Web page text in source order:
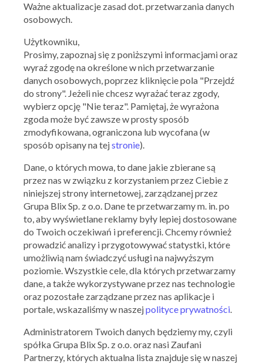
Obecnie nie mamy tych kuponów
Sprawdź wkrótce!
Ważne aktualizacje zasad dot. przetwarzania danych
osobowych.
Użytkowniku,
Prosimy, zapoznaj się z poniższymi informacjami oraz
wyraź zgodę na określone w nich przetwarzanie
danych osobowych, poprzez kliknięcie pola "Przejdź
do strony". Jeżeli nie chcesz wyrażać teraz zgody,
wybierz opcję "Nie teraz". Pamiętaj, że wyrażona
zgoda może być zawsze w prosty sposób
zmodyfikowana, ograniczona lub wycofana (w
sposób opisany na tejstronie).
Dane, o których mowa, to dane jakie zbierane są
przez nas w związku z korzystaniem przez Ciebie z
niniejszej strony internetowej, zarządzanej przez
Grupa Blix Sp. z o.o. Dane te przetwarzamy m. in. po
to, aby wyświetlane reklamy były lepiej dostosowane
do Twoich oczekiwań i preferencji. Chcemy również
prowadzić analizy i przygotowywać statystki, które
umożliwią nam świadczyć usługi na najwyższym
poziomie. Wszystkie cele, dla których przetwarzamy
dane, a także wykorzystywane przez nas technologie
oraz pozostałe zarządzane przez nas aplikacje i
portale, wskazaliśmy w naszejpolityce prywatności.
Administratorem Twoich danych będziemy my, czyli
spółka Grupa Blix Sp. z o.o. oraz nasi Zaufani
Partnerzy, których aktualna lista znajduje się w naszej